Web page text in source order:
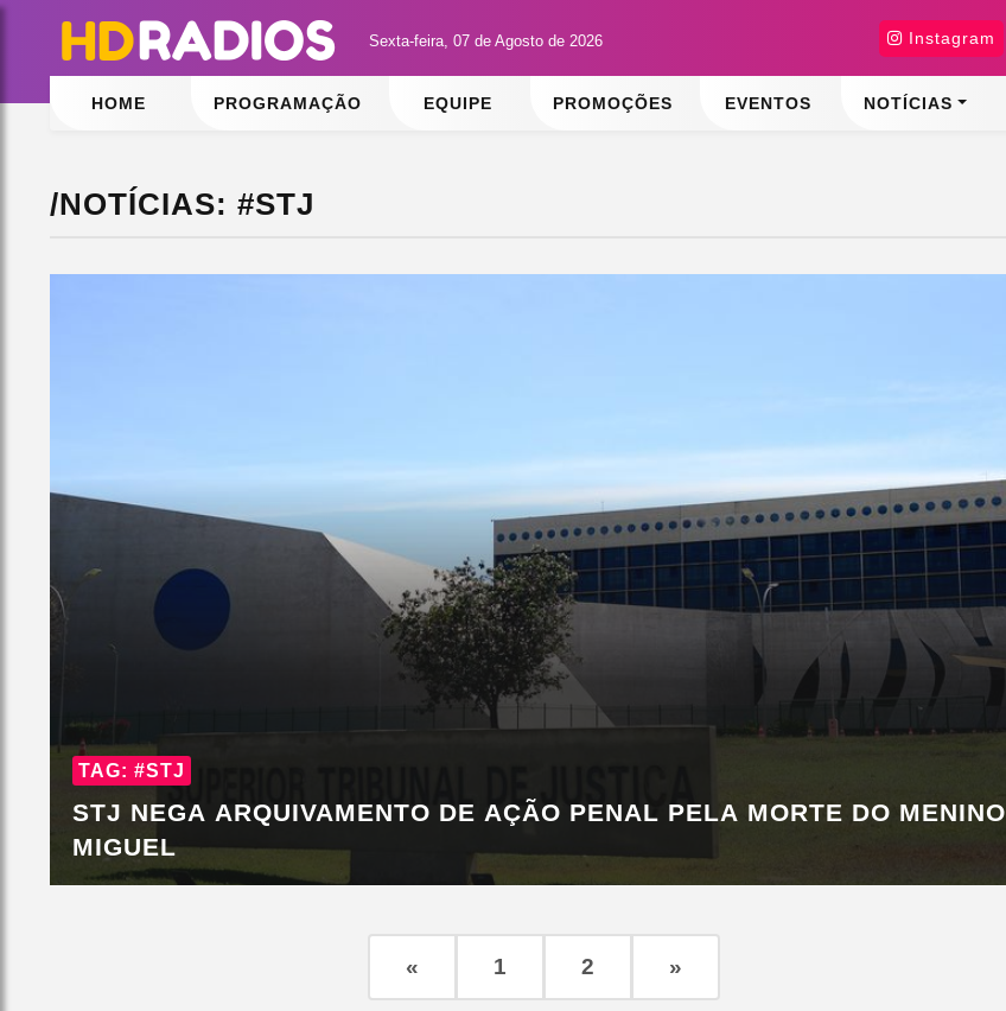
Sexta-feira, 07 de Agosto de 2026 Instagram
HOME PROGRAMAÇÃO EQUIPE PROMOÇÕES EVENTOS NOTÍCIAS
/NOTÍCIAS: #STJ
TAG: #STJ
STJ NEGA ARQUIVAMENTO DE AÇÃO PENAL PELA MORTE DO MENINO
MIGUEL
« 1 2 »